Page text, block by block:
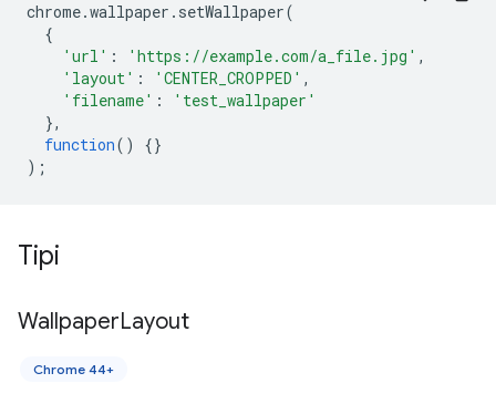
chrome.wallpaper . setWallpaper(
{
'url' : 'https://example.com/a_file.jpg' ,
'layout' : 'CENTER_CROPPED' ,
'filename' :
'test_wallpaper'
},
function()
{}
);
Tipi
WallpaperLayout
Chrome 44+